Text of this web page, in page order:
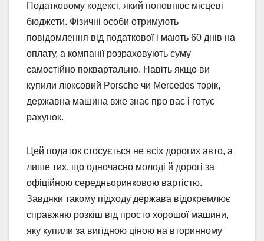
Податковому кодексі, який поповнює місцеві
бюджети. Фізичні особи отримують
повідомлення від податкової і мають 60 днів на
оплату, а компанії розраховують суму
самостійно поквартально. Навіть якщо ви
купили люксовий Porsche чи Mercedes торік,
державна машина вже знає про вас і готує
рахунок.
Цей податок стосується не всіх дорогих авто, а
лише тих, що одночасно молоді й дорогі за
офіційною середньоринковою вартістю.
Завдяки такому підходу держава відокремлює
справжню розкіш від просто хорошої машини,
яку купили за вигідною ціною на вторинному